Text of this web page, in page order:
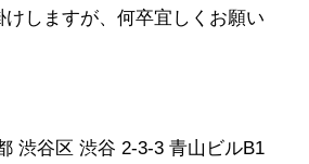
しますが、何卒宜しくお願い
渋谷区 渋谷 2-3-3 青山ビルB1